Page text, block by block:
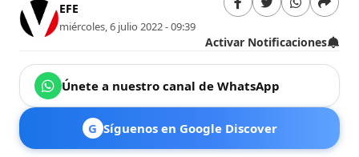
EFE
miércoles, 6 julio 2022 - 09:39
Activar Notificaciones
Únete a nuestro canal de WhatsApp
G Síguenos en Google Discover